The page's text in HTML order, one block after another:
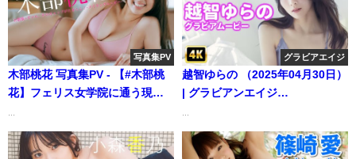
2025) | 週プレChannel【集英社
週刊プレイボーイ公式】さんよ
り
ーイ公式】さんより
写真集PV
木部桃花 写真集PV - 【#木部桃
花】フェリス女学院に通う現役
――デジタル写真集『お嬢様×ギ
ャル、そのギャップがたまら
グラビアエイジ
越智ゆらの （2025年04月30日）
| グラビアンエイジ
ジ公式CH】さんより